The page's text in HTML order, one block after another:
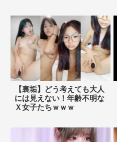
【裏垢】どう考えても大人
には見えない！年齢不明な
Ｘ女子たちｗｗｗ